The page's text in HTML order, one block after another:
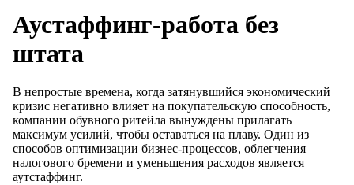
Аустаффинг-работа без
штата
В непростые времена, когда затянувшийся экономический
кризис негативно влияет на покупательскую способность,
компании об­­увного ритейла вынуждены прилагать
максимум усилий, чтобы оставаться на плаву. Один из
способов оптимизации бизнес-процессов, облегчения
налогового бремени и уменьшения расходов является
аутстаффинг.